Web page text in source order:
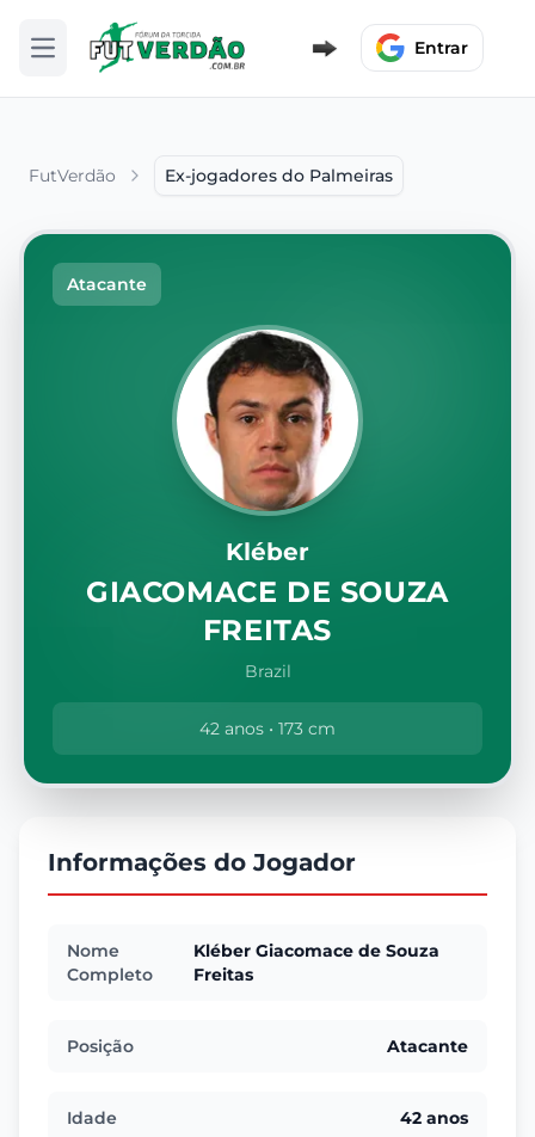
Abrir menu Entrar
FutVerdão Ex-jogadores do Palmeiras
Atacante
Kléber
GIACOMACE DE SOUZA
FREITAS
Brazil
42 anos • 173 cm
Informações do Jogador
Nome
Completo
Kléber Giacomace de Souza
Freitas
Posição Atacante
Idade 42 anos